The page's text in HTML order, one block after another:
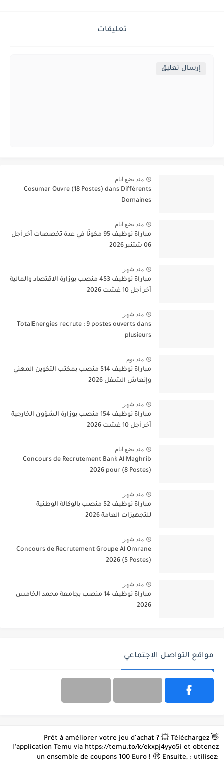
تعليقات
إرسال تعليق
منذ بضع ايام
Cosumar Ouvre (18 Postes) dans Différents
Domaines
منذ بضع ايام
مباراة توظيف 95 مكونًا في عدة تخصصات آخر أجل
06 شتنبر 2026
منذ شهر
مباراة توظيف 453 منصب بوزارة الاقتصاد والمالية
آخر أجل 10 غشت 2026
منذ شهر
TotalEnergies recrute : 9 postes ouverts dans
plusieurs
منذ يوم
مباراة توظيف 514 منصب بمكتب التكوين المهني
وإنعاش الشغل 2026
منذ شهر
مباراة توظيف 154 منصب بوزارة الشؤون الخارجية
آخر أجل 10 غشت 2026
منذ بضع ايام
Concours de Recrutement Bank Al Maghrib
2026 pour (8 Postes)
منذ شهر
مباراة توظيف 52 منصب بالوكالة الوطنية
للتجهيزات العامة 2026
منذ شهر
Concours de Recrutement Groupe Al Omrane
2026 (5 Postes)
منذ شهر
مباراة توظيف 14 منصب بجامعة محمد الخامس
2026
مواقع التواصل الإجتماعي
👋 Prêt à améliorer votre jeu d’achat ? 💥 Téléchargez
l’application Temu via https://temu.to/k/ekxpj4yyo5i et obtenez
un ensemble de coupons 100 Euro ! 🤑 Ensuite, : utilisez: